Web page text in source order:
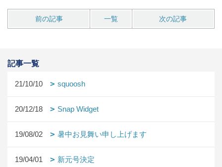
前の記事 一覧 次の記事
記事一覧
21/10/10 squoosh
20/12/18 Snap Widget
19/08/02 暑中お見舞い申し上げます
19/04/01 新元号決定